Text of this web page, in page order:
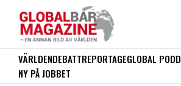
VÄRLDENDEBATTREPORTAGEGLOBAL PODD
NY PÅ JOBBET